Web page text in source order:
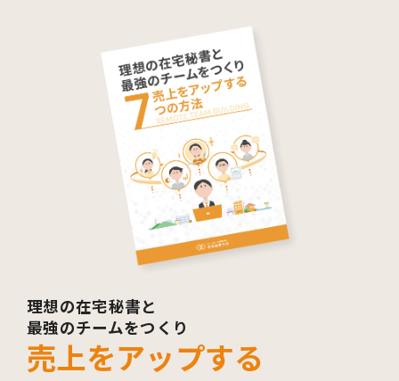
理想の在宅秘書と
最強のチームをつくり
売上をアップする